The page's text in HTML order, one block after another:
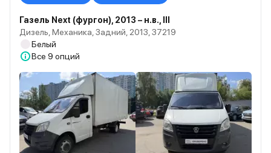
Газель Next (фургон), 2013 – н.в., III
Дизель, Механика, Задний, 2013, 37219
Белый
Все 9 опций